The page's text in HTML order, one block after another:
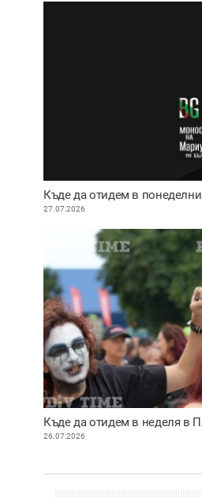
Къде да отидем в
27.07.2026
Къде да отидем в неделя в
26.07.2026